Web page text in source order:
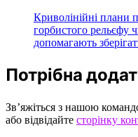
Криволінійні плани
горбистого рельєфу
допомагають
Потрібна
Зв’яжіться з нашою
або відвідайте сторінку